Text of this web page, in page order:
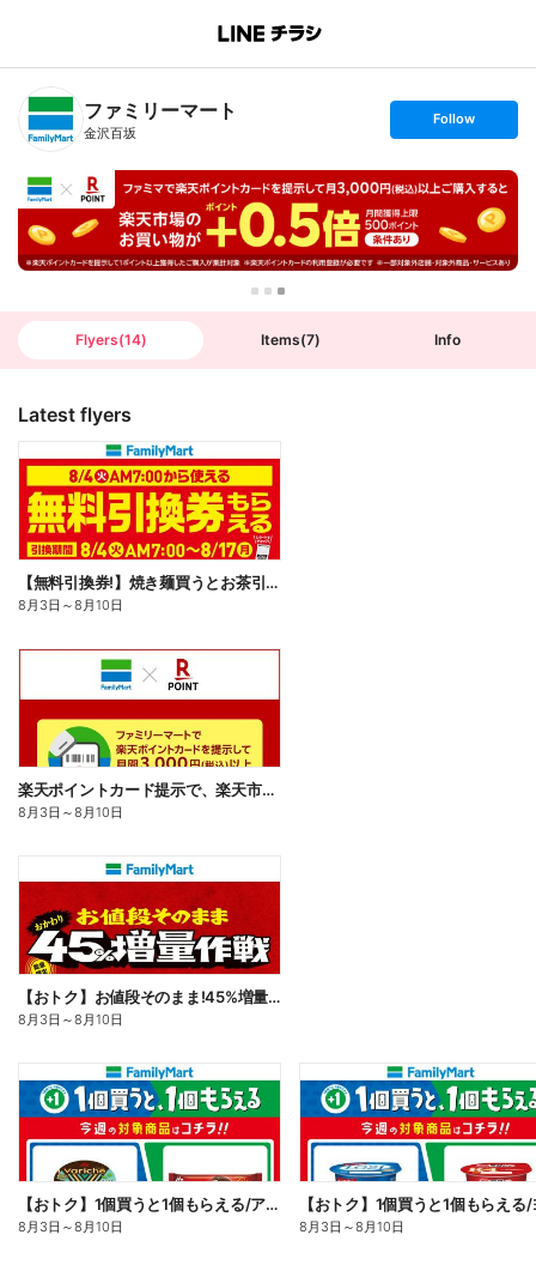
B
n
T
ファミリーマート
金沢百坂
s
t
o
l
l
w
Follow
Flyers(14) Items(7) Info
Latest flyers
【無料引換券!】焼き麺買うとお茶引換券貰える!
8月3日 ～8月10日
楽天ポイントカード提示で、楽天市場でのお買い物がおトクに!
8月3日 ～8月10日
【おトク】お値段そのまま!45%増量作戦!
8月3日 ～8月10日
【おトク】1個買うと1個もらえる/アイス
8月3日 ～8月10日 8月3日 ～8月10日